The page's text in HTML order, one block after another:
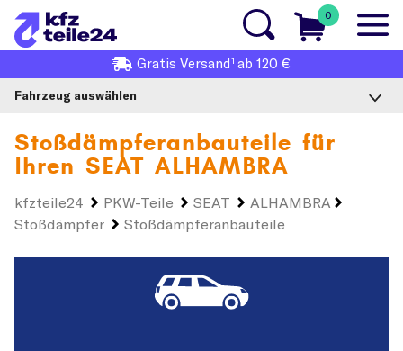
0
Gratis Versand1 ab 120 €
Fahrzeug auswählen
Stoßdämpferanbauteile für
Ihren SEAT ALHAMBRA
kfzteile24 PKW-Teile SEAT
ALHAMBRA
Stoßdämpfer
Stoßdämpferanbauteile